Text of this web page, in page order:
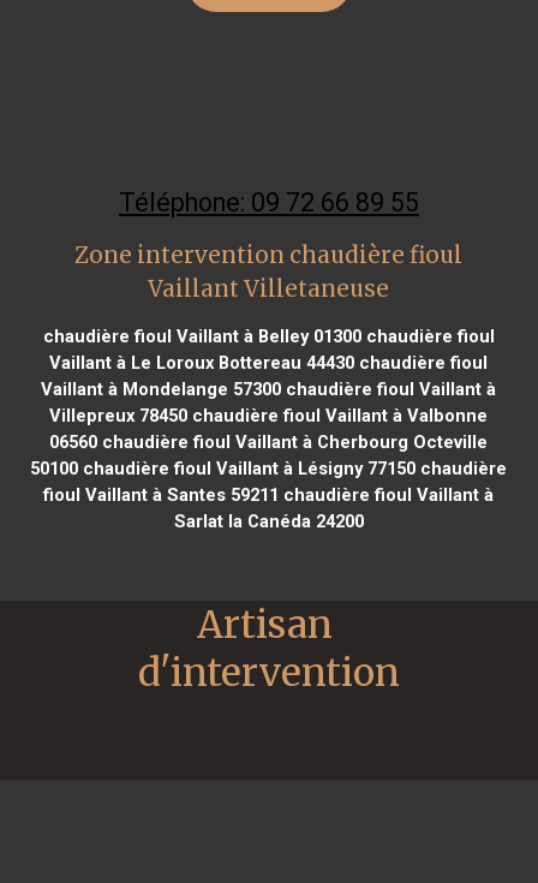
Téléphone: 09 72 66 89 55
Zone intervention chaudière fioul
Vaillant Villetaneuse
chaudière fioul Vaillant à Belley 01300chaudière fioul
Vaillant à Le Loroux Bottereau 44430 chaudière fioul
Vaillant à Mondelange 57300 chaudière fioul Vaillant à
Villepreux 78450 chaudière fioul Vaillant à Valbonne
06560 chaudière fioul Vaillant à Cherbourg Octeville
50100 chaudière fioul Vaillant à Lésigny 77150 chaudière
fioul Vaillant à Santes 59211 chaudière fioul Vaillant à
Sarlat la Canéda 24200
Artisan
d'intervention